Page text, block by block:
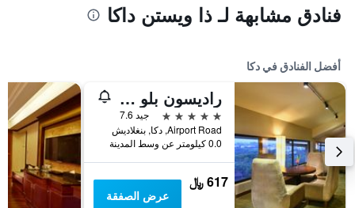
فنادق مشابهة لـ ذا ويستن داكا
أفضل الفنادق في دكا
راديسون بلو داكا ووتر جاردن
5 نجوم
جيد 7.6
Airport Road, دكا, بنغلاديش
0.0 كيلومتر عن وسط المدينة
617 ﷼
عرض الصفقة